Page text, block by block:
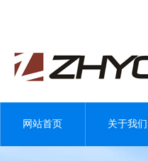
网站首页 关于我们